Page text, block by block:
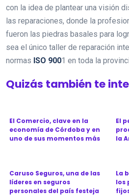
con la idea de plantear una visión
las reparaciones, donde la
fueron las piedras basales para
sea el único taller de reparación
normas ISO 9001 en toda la
Quizás también te
El Comercio, clave en la
economía de Córdoba y en
uno de sus momentos más
El
la
Caruso Seguros, una de las
líderes en seguros
personales del país festeja
La
los